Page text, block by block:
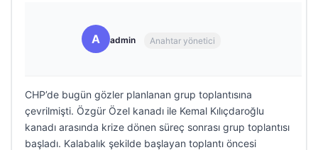
A admin Anahtar yönetici
CHP’de bugün gözler planlanan grup toplantısına
çevrilmişti. Özgür Özel kanadı ile Kemal Kılıçdaroğlu
kanadı arasında krize dönen süreç sonrası grup toplantısı
başladı. Kalabalık şekilde başlayan toplantı öncesi